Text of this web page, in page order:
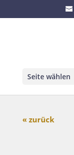
Seite wählen
« zurück